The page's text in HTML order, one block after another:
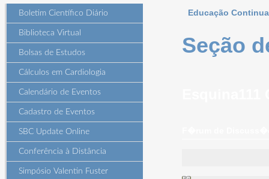
Boletim Científico Diário
Biblioteca Virtual
Bolsas de Estudos
Cálculos em Cardiologia
Calendário de Eventos
Cadastro de Eventos
SBC Update Online
Conferência à Distância
Simpósio Valentin Fuster
Educação
Seção